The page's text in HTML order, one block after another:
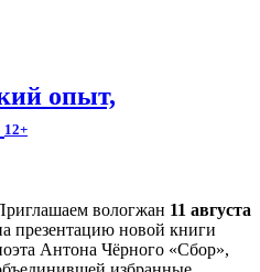
опыт,
12+
вологжан 11 августа
презентацию новой книги
Антона Чёрного «Сбор»,